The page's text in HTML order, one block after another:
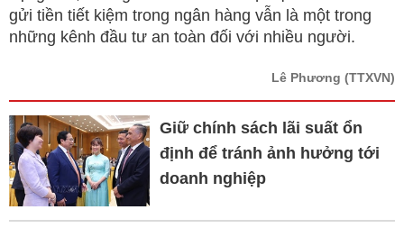
gửi tiền tiết kiệm trong ngân hàng vẫn là một trong
những kênh đầu tư an toàn đối với nhiều người.
Lê Phương (TTXVN)
Giữ chính sách lãi suất ổn
định để tránh ảnh hưởng tới
doanh nghiệp